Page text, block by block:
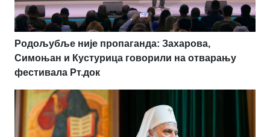
Родољубље није пропаганда: Захарова,
Симоњан и Кустурица говорили на отварању
фестивала Рт.док